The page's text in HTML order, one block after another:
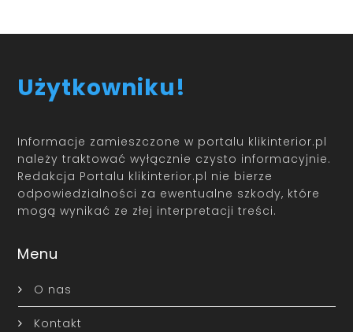
Użytkowniku!
Informacje zamieszczone w portalu klikinterior.pl
należy traktować wyłącznie czysto informacyjnie.
Redakcja Portalu klikinterior.pl nie bierze
odpowiedzialności za ewentualne szkody, które
mogą wynikać ze złej interpretacji treści.
Menu
O nas
Kontakt